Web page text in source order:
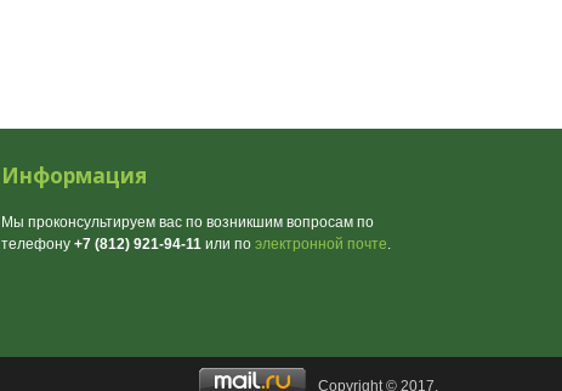
Информация
Мы проконсультируем вас по возникшим вопросам по
телефону +7 (812) 921-94-11 или по электронной почте.
Copyright © 2017.